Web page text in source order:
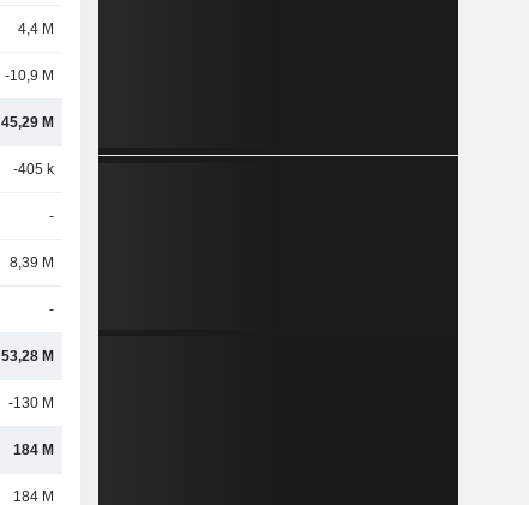
4,4 M
-10,9 M
45,29 M
-405 k
-
8,39 M
-
53,28 M
-130 M
184 M
184 M